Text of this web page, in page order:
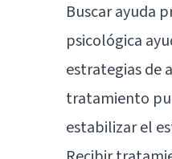
Buscar ayuda
psicológica
estrategias de
tratamiento
estabilizar el